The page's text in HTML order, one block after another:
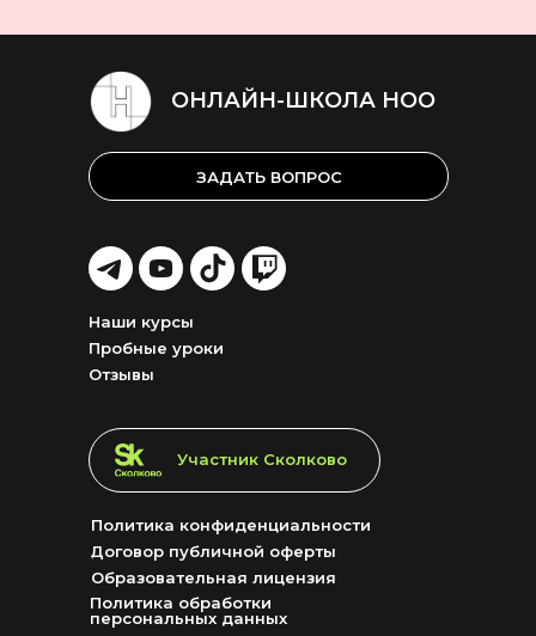
ОНЛАЙН-ШКОЛА НОО
LET'S
GO!
LET'S
GO!
LET'S
GO!
LET'S
GO!
Образовательная лицензия
Договор публичной оферты
Политика конфиденциальности
Отзывы
Пробные уроки
Наши курсы
ЗАДАТЬ ВОПРОС
Участник Сколково
LET'S GO!
Политика обработки
персональных данных